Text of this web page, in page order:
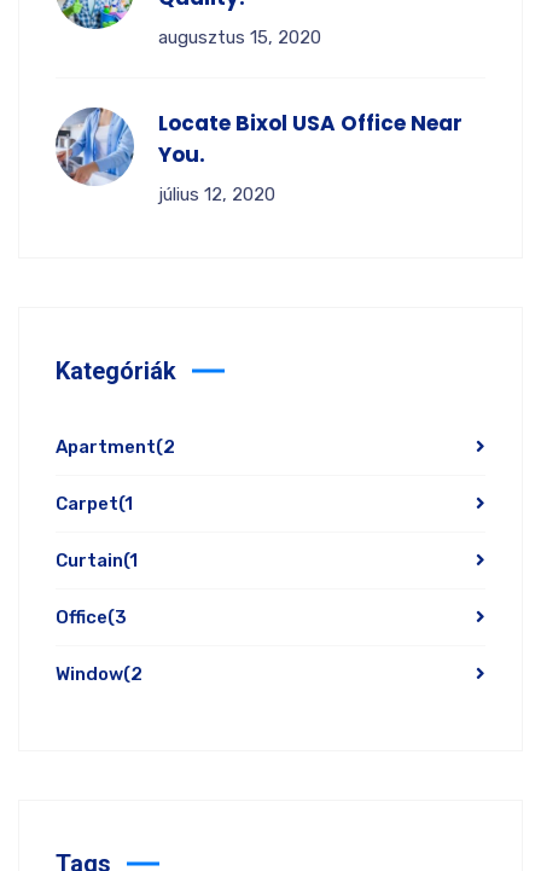
augusztus 15, 2020
Locate Bixol USA Office Near
You.
július 12, 2020
Kategóriák
Apartment(2
Carpet(1
Curtain(1
Office(3
Window(2
Tags